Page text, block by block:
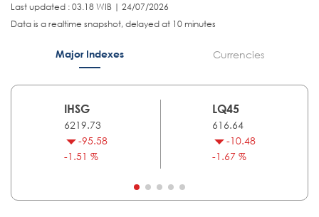
Last updated : 03.18 WIB | 24/07/2026
Data is a realtime snapshot, delayed at 10 minutes
Major Indexes Currencies
IHSG
6219.73
-95.58
-1.51 %
LQ45
616.64
-10.48
-1.67 %